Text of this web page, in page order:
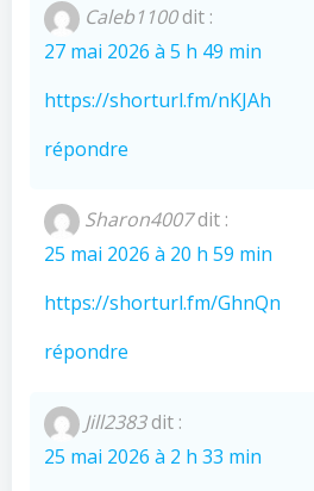
Caleb1100dit :
27 mai 2026 à 5 h 49 min
https://shorturl.fm/nKJAh
répondre
Sharon4007dit :
25 mai 2026 à 20 h 59 min
https://shorturl.fm/GhnQn
répondre
Jill2383dit :
25 mai 2026 à 2 h 33 min